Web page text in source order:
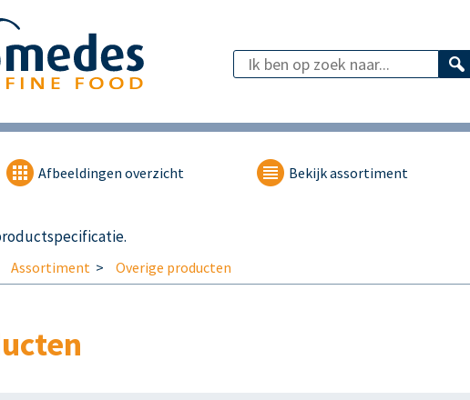
Afbeeldingen overzicht Bekijk assortiment
Assortiment Overige producten